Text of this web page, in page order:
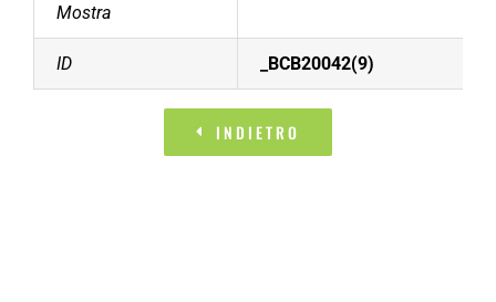
Mostra
ID _BCB20042(9)
INDIETRO